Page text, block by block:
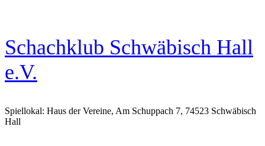
Schachklub Schwäbisch Hall
e.V.
Spiellokal: Haus der Vereine, Am Schuppach 7, 74523 Schwäbisch
Hall